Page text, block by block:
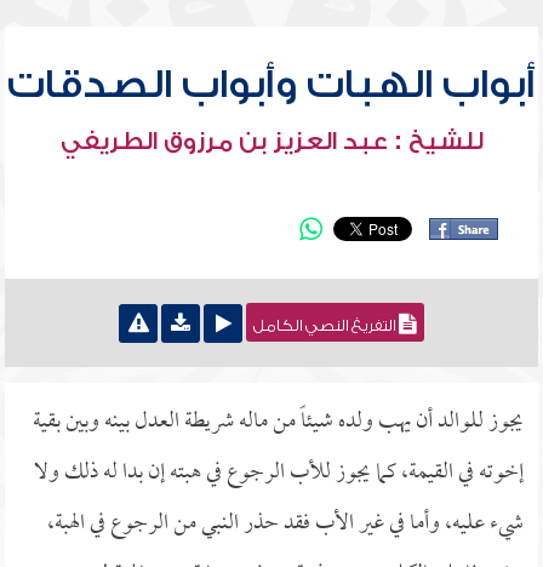
أبواب الهبات وأبواب الصدقات
للشيخ : عبد العزيز بن مرزوق الطريفي
التفريغ النصي الكامل
يجوز للوالد أن يهب ولده شيئاً من ماله شريطة العدل بينه وبين بقية
إخوته في القيمة، كما يجوز للأب الرجوع في هبته إن بدا له ذلك ولا
شيء عليه، وأما في غير الأب فقد حذر النبي من الرجوع في الهبة،